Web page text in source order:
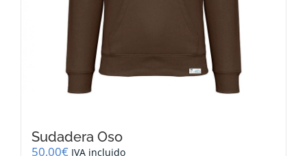
Sudadera Oso
50,00€ IVA incluido